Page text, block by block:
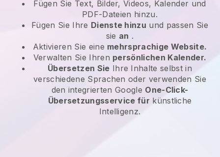
Fügen Sie Text, Bilder, Videos, Kalender und
PDF-Dateien hinzu.
Fügen Sie Ihre Dienste hinzu und passen Sie
sie an .
Aktivieren Sie eine mehrsprachige Website.
Verwalten Sie Ihren persönlichen Kalender.
Übersetzen Sie Ihre Inhalte selbst in
verschiedene Sprachen oder verwenden Sie
den integrierten Google One-Click-
Übersetzungsservice für künstliche
Intelligenz.